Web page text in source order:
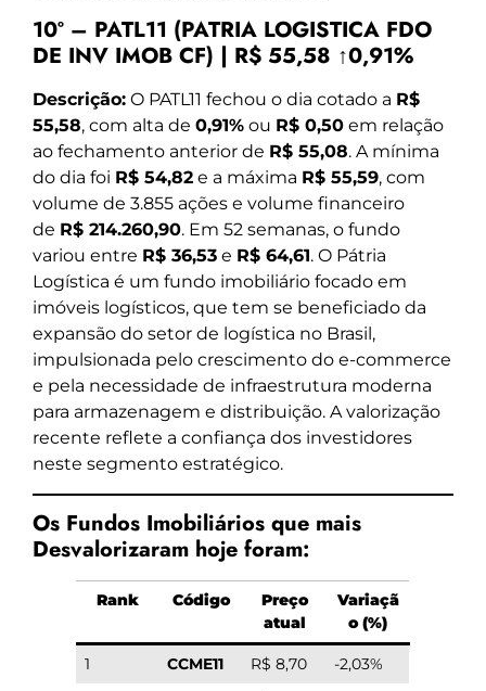
10º – PATL11 (PATRIA LOGISTICA FDO
DE INV IMOB CF) | R$ 55,58 ↑0,91%
Descrição: O PATL11 fechou o dia cotado a R$
55,58, com alta de 0,91% ou R$ 0,50 em relação
ao fechamento anterior de R$ 55,08. A mínima
do dia foi R$ 54,82 e a máxima R$ 55,59, com
volume de 3.855 ações e volume financeiro
de R$ 214.260,90. Em 52 semanas, o fundo
variou entre R$ 36,53 e R$ 64,61. O Pátria
Logística é um fundo imobiliário focado em
imóveis logísticos, que tem se beneficiado da
expansão do setor de logística no Brasil,
impulsionada pelo crescimento do e-commerce
e pela necessidade de infraestrutura moderna
para armazenagem e distribuição. A valorização
recente reflete a confiança dos investidores
neste segmento estratégico.
Os Fundos Imobiliários que mais
Desvalorizaram hoje foram:
Rank Código
Preço
atual
Variaçã
o (%)
1 CCME11 R$ 8,70
-2,03%